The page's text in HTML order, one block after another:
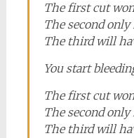
The first cut
The second
The third will
You start
The first cut
The second
The third will